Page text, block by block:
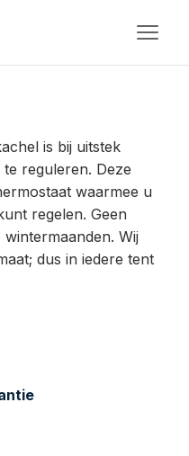
is bij uitstek
reguleren. Deze
waarmee u
regelen. Geen
Wij
dus in iedere tent